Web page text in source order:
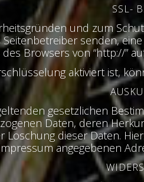
SSL-
und zum
senden,
Browsers von “http://”
aktiviert ist,
gesetzlichen
Daten, deren
Löschung dieser Daten.
angegebenen